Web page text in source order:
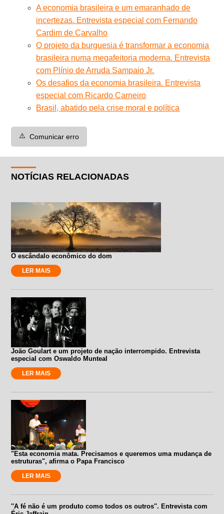
A economia brasileira e um emaranhado de
incertezas. Entrevista especial com Fernando
Cardim de Carvalho
O projeto da burguesia é transformar a economia
brasileira numa megafeitoria moderna. Entrevista
com Plínio de Arruda Sampaio Jr.
Os desafios da economia brasileira. Entrevista
especial com Ricardo Carneiro
Brasil, abatido pela crise moral e política
⚠️ Comunicar erro
NOTÍCIAS RELACIONADAS
O escândalo econômico do dom
LER MAIS
João Goulart e um projeto de nação interrompido. Entrevista
especial com Oswaldo Munteal
LER MAIS
"Esta economia mata. Precisamos e queremos uma mudança de
estruturas", afirma o Papa Francisco
LER MAIS
''A fé não é um produto como todos os outros''. Entrevista com